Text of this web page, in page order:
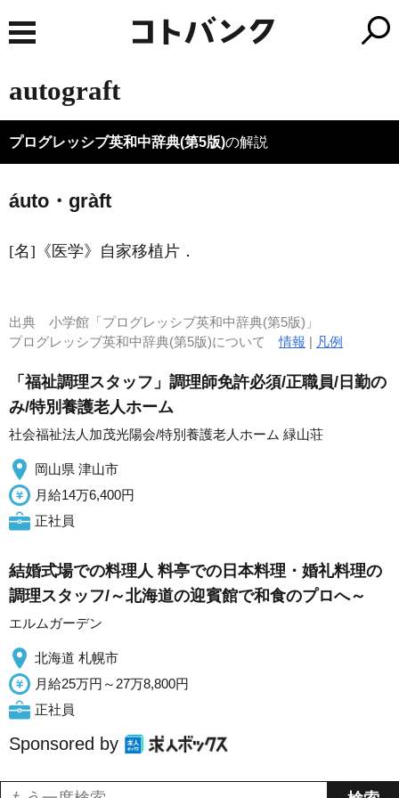
autograft
プログレッシブ英和中辞典(第5版)の解説
áuto・gràft
[名] 《医学》 自家移植片 ．
出典 小学館「プログレッシブ英和中辞典(第5版)」
プログレッシブ英和中辞典(第5版)について情報 | 凡例
「福祉調理スタッフ」調理師免許必須/正職員/日勤の
み/特別養護老人ホーム
社会福祉法人加茂光陽会/特別養護老人ホーム 緑山荘
岡山県 津山市
月給14万6,400円
正社員
結婚式場での料理人 料亭での日本料理・婚礼料理の
調理スタッフ/～北海道の迎賓館で和食のプロへ～
エルムガーデン
北海道 札幌市
月給25万円～27万8,800円
正社員
Sponsored by